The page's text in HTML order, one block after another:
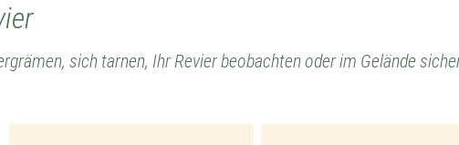
sich tarnen, Ihr Revier beobachten oder im Gelände